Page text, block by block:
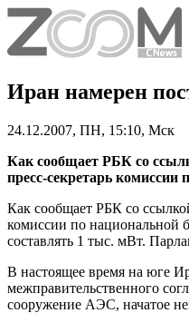
Иран намерен
24.12.2007, ПН, 15:10, Мск
Как сообщает РБК со
пресс-секретарь комиссии
Как сообщает РБК со
комиссии по национальной
составлять 1 тыс. мВт.
В настоящее время на юге
межправительственного
сооружение АЭС, начатое